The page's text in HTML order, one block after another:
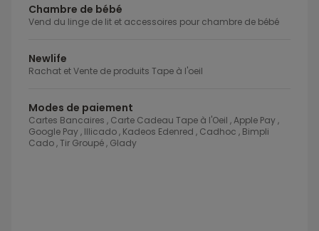
Chambre de bébé
Vend du linge de lit et accessoires pour chambre de bébé
Newlife
Rachat et Vente de produits Tape à l'oeil
Modes de paiement
Cartes Bancaires , Carte Cadeau Tape à l'Oeil , Apple Pay ,
Google Pay , Illicado , Kadeos Edenred , Cadhoc , Bimpli
Cado , Tir Groupé , Glady